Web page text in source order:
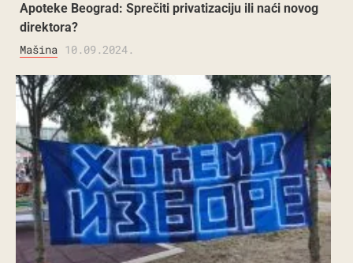
Apoteke Beograd: Sprečiti privatizaciju ili naći novog
direktora?
Mašina 10.09.2024.